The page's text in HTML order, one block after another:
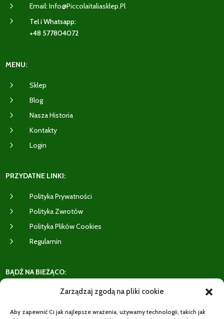
Zarządzaj zgodą na pliki cookie
Aby zapewnić Ci jak najlepsze wrażenia, używamy technologii, takich jak
5 Email: Info@piccolaitaliasklep.pl
5
Tel i Whatsapp:
+48 577804072
MENU:
5 Sklep
5 Blog
5 Nasza Historia
5 Kontakty
5 Login
PRZYDATNE LINKI:
5 Polityka Prywatności
5 Polityka Zwrotów
5 Polityka Plików Cookies
5 Regulamin
BĄDŹ NA BIEŻĄCO: